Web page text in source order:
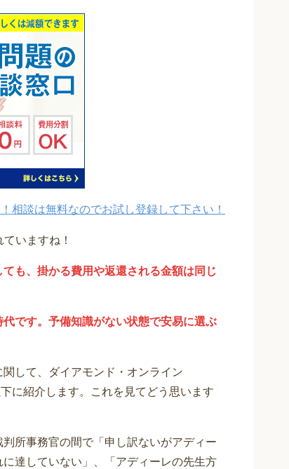
相談は無料なのでお試し登録して下さい！
いますね！
も、掛かる費用や返還される金額は同じ
です。予備知識がない状態で安易に選ぶ
して、ダイアモンド・オンライン
に紹介します。これを見てどう思います
所事務官の間で「申し訳ないがアディー
達していない」、「アディーレの先生方